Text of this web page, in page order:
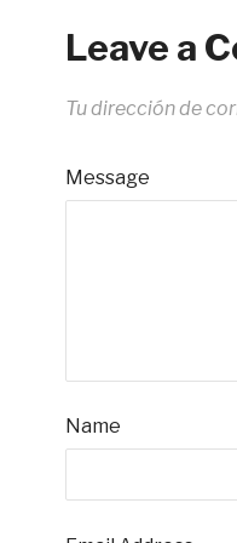
Leave a
Tu dirección de
Message
Name